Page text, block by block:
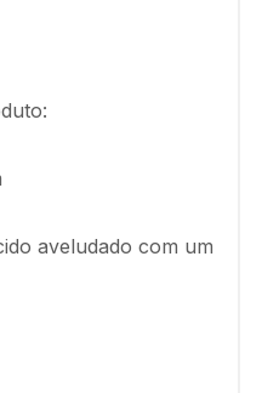
aveludado com um